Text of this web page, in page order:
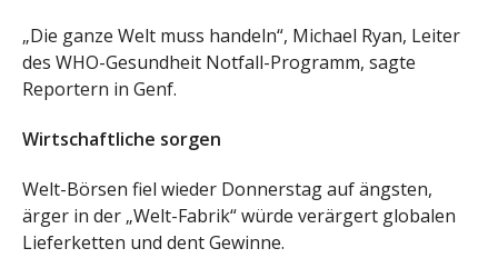
„Die ganze Welt muss handeln“, Michael Ryan, Leiter
des WHO-Gesundheit Notfall-Programm, sagte
Reportern in Genf.
Wirtschaftliche sorgen
Welt-Börsen fiel wieder Donnerstag auf ängsten,
ärger in der „Welt-Fabrik“ würde verärgert globalen
Lieferketten und dent Gewinne.